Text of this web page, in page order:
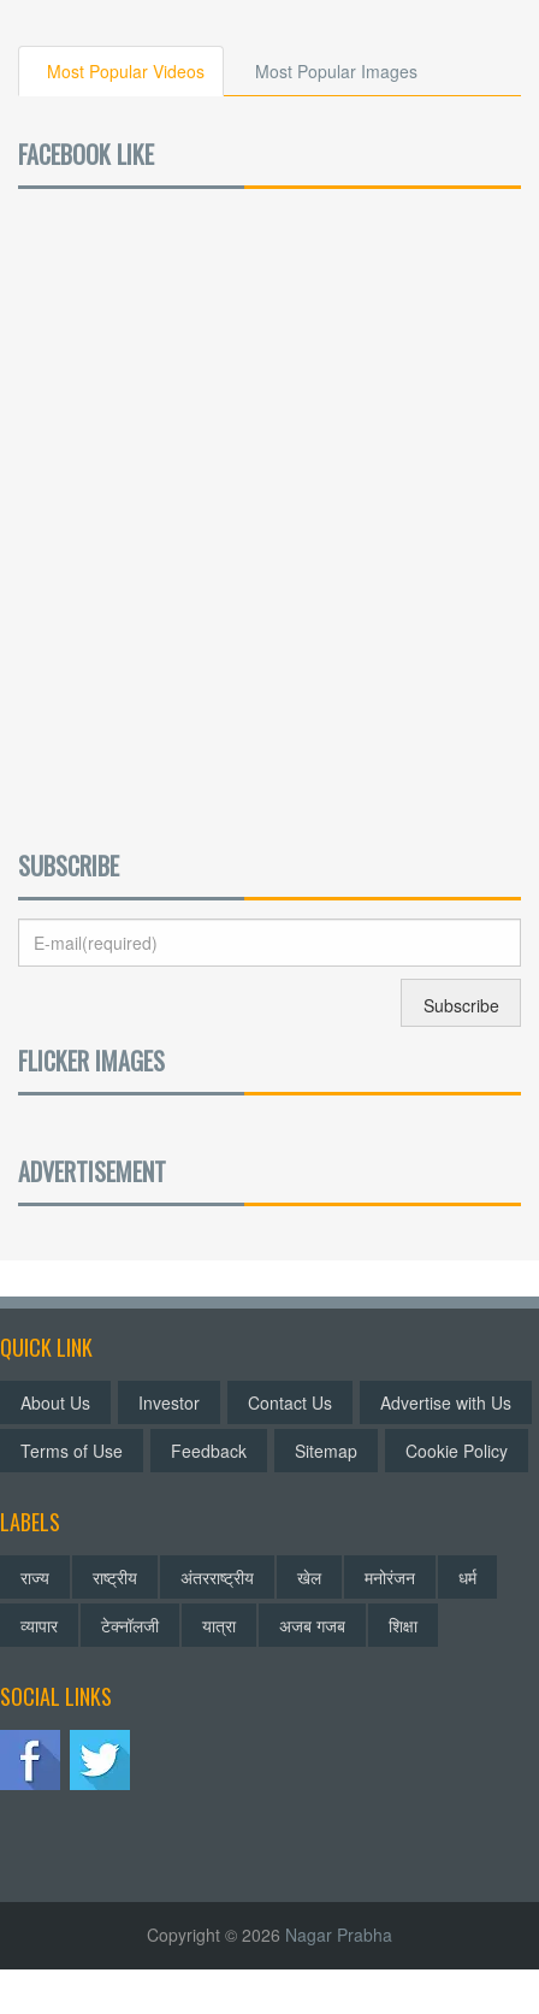
Most Popular Videos Most Popular Images
FACEBOOK LIKE
SUBSCRIBE
FLICKER IMAGES
ADVERTISEMENT
QUICK LINK
About Us Investor Contact Us
Advertise with Us
Terms of Use
Feedback Sitemap Cookie Policy
LABELS
राज्य राष्ट्रीय अंतरराष्ट्रीय खेल मनोरंजन
धर्म
व्यापार
टेक्नॉलजी यात्रा अजब गजब शिक्षा
SOCIAL LINKS
Copyright © 2026 Nagar Prabha